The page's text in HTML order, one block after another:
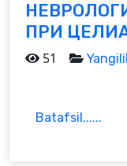
ПРИ
51
Batafsil......